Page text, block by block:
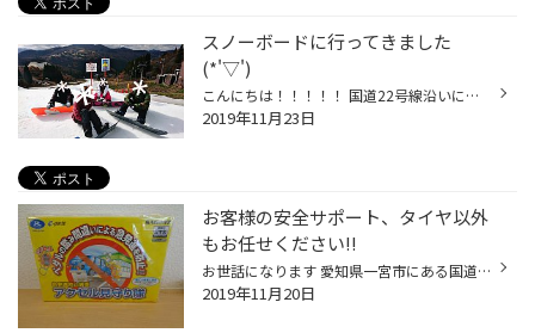
スノーボードに行ってきました
(*'▽')
こんにちは！！！！！ 国道22号線沿いにある タイヤ館一宮バイパス店 よっさです(*^^)v 先週タイヤ館の仲間たちと スノーボードに行ってきました！！！ 天気もよく、とても楽しかったです。 新入社員のわにぶっちーも 楽しそうに滑って(転んで)いました。 ハイシーズンになると スタッドレスタイヤ...
2019年11月23日
お客様の安全サポート、タイヤ以外
もお任せください!!
お世話になります 愛知県一宮市にある国道22号沿いのタイヤ館一宮バイパスです。 冬の準備はお済ですか？ 突然の雪予報などで込み合うこともありますのでお早めに!! タイヤ館ではタイヤ以外にも ドライブレコーダー、レーダー各種取り扱っております。 安全走行のお手伝いお任せください!! 今回はペ...
2019年11月20日